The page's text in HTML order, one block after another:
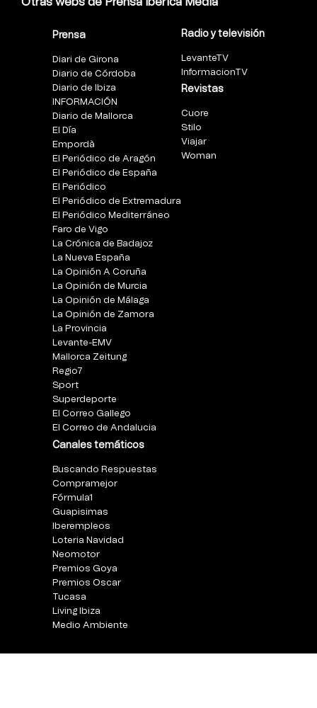
Otras webs de Prensa Ibérica Media
Prensa
Diari de Girona
Diario de Córdoba
Diario de Ibiza
INFORMACIÓN
Diario de Mallorca
El Día
Empordà
El Periódico de Aragón
El Periódico de España
El Periódico
El Periódico de Extremadura
El Periódico Mediterráneo
Faro de Vigo
La Crónica de Badajoz
La Nueva España
La Opinión A Coruña
La Opinión de Murcia
La Opinión de Málaga
La Opinión de Zamora
La Provincia
Levante-EMV
Mallorca Zeitung
Regio7
Sport
Superdeporte
El Correo Gallego
El Correo de Andalucia
Canales temáticos
Buscando Respuestas
Compramejor
Fórmula1
Guapisimas
Iberempleos
Loteria Navidad
Neomotor
Premios Goya
Premios Oscar
Tucasa
Living Ibiza
Medio Ambiente
Radio y televisión
LevanteTV
InformacionTV
Revistas
Cuore
Stilo
Viajar
Woman